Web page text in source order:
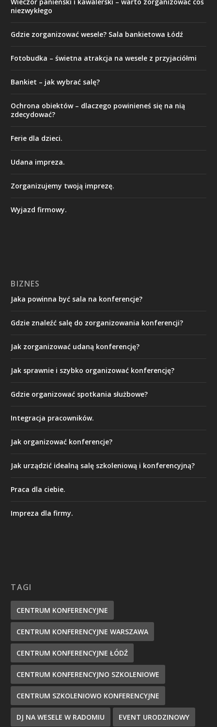
niezwykłego
Gdzie zorganizować wesele? Sala bankietowa Łódź
Fotobudka – świetna atrakcja na wesele z przyjaciółmi
Bankiet – jak wybrać salę?
Ochrona obiektów – dlaczego powinieneś się na nią
zdecydować?
Ferie dla dzieci.
Udana impreza.
Zorganizujemy twoją imprezę.
Wyjazd firmowy.
BIZNES
Jaka powinna być sala na konferencje?
Gdzie znaleźć salę do zorganizowania konferencji?
Jak zorganizować udaną konferencję?
Jak sprawnie i szybko organizować konferencję?
Gdzie organizować spotkania służbowe?
Integracja pracowników.
Jak organizować konferencje?
Jak urządzić idealną salę szkoleniową i konferencyjną?
Praca dla ciebie.
Impreza dla firmy.
TAGI
CENTRUM KONFERENCYJNE
CENTRUM KONFERENCYJNE WARSZAWA
CENTRUM KONFERENCYJNE ŁÓDŹ
CENTRUM KONFERENCYJNO SZKOLENIOWE
CENTRUM SZKOLENIOWO KONFERENCYJNE
DJ NA WESELE W RADOMIU EVENT URODZINOWY